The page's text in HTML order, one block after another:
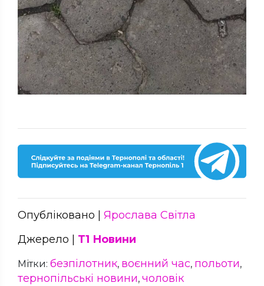
Опубліковано | Ярослава Світла
Джерело | Т1 Новини
Мітки: безпілотник, воєнний час, польоти,
тернопільські новини, чоловік